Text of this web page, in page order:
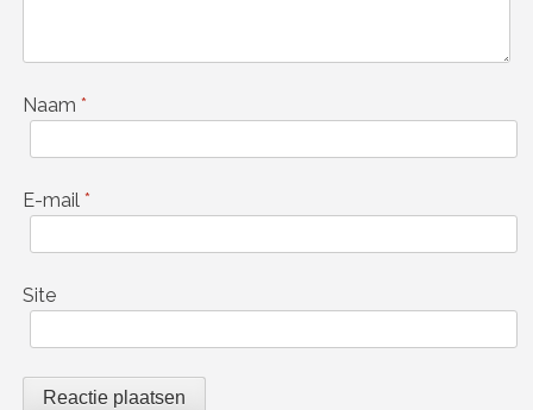
Naam *
E-mail *
Site